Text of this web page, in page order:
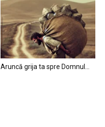
Aruncă grija ta spre Domnul…